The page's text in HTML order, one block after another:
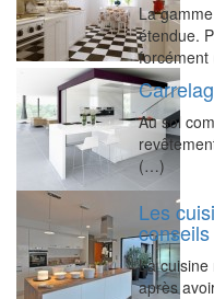
La
étendue.
Au sol
(…)
Les
conseils
La cuisine
après